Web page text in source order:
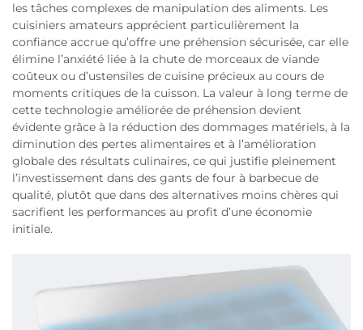
les tâches complexes de manipulation des aliments. Les
cuisiniers amateurs apprécient particulièrement la
confiance accrue qu’offre une préhension sécurisée, car elle
élimine l’anxiété liée à la chute de morceaux de viande
coûteux ou d’ustensiles de cuisine précieux au cours de
moments critiques de la cuisson. La valeur à long terme de
cette technologie améliorée de préhension devient
évidente grâce à la réduction des dommages matériels, à la
diminution des pertes alimentaires et à l’amélioration
globale des résultats culinaires, ce qui justifie pleinement
l’investissement dans des gants de four à barbecue de
qualité, plutôt que dans des alternatives moins chères qui
sacrifient les performances au profit d’une économie
initiale.